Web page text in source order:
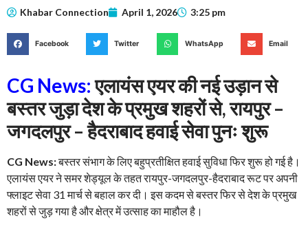
Khabar Connection April 1, 2026 3:25 pm
Facebook Twitter WhatsApp Email
CG News:एलायंस एयर की नई उड़ान से
बस्तर जुड़ा देश के प्रमुख शहरों से, रायपुर –
जगदलपुर – हैदराबाद हवाई सेवा पुनः शुरू
CG News:बस्तर संभाग के लिए बहुप्रतीक्षित हवाई सुविधा फिर शुरू हो गई है।
एलायंस एयर ने समर शेड्यूल के तहत रायपुर-जगदलपुर-हैदराबाद रूट पर अपनी
फ्लाइट सेवा 31 मार्च से बहाल कर दी। इस कदम से बस्तर फिर से देश के प्रमुख
शहरों से जुड़ गया है और क्षेत्र में उत्साह का माहौल है।